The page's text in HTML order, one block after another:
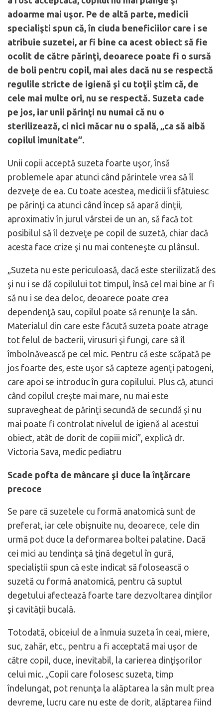
adoarme mai uşor. Pe de altă parte, medicii
specialişti spun că, în ciuda beneficiilor care i se
atribuie suzetei, ar fi bine ca acest obiect să fie
ocolit de către părinţi, deoarece poate fi o sursă
de boli pentru copil, mai ales dacă nu se respectă
regulile stricte de igienă şi cu toţii ştim că, de
cele mai multe ori, nu se respectă. Suzeta cade
pe jos, iar unii părinţi nu numai că nu o
sterilizează, ci nici măcar nu o spală, „ca să aibă
copilul imunitate”.
Unii copii acceptă suzeta foarte uşor, însă
problemele apar atunci când părintele vrea să îl
dezveţe de ea. Cu toate acestea, medicii îi sfătuiesc
pe părinţi ca atunci când încep să apară dinţii,
aproximativ în jurul vârstei de un an, să facă tot
posibilul să îl dezveţe pe copil de suzetă, chiar dacă
acesta face crize şi nu mai conteneşte cu plânsul.
„Suzeta nu este periculoasă, dacă este sterilizată des
şi nu i se dă copilului tot timpul, însă cel mai bine ar fi
să nu i se dea deloc, deoarece poate crea
dependenţă sau, copilul poate să renunţe la sân.
Materialul din care este făcută suzeta poate atrage
tot felul de bacterii, virusuri şi fungi, care sâ îl
îmbolnăvească pe cel mic. Pentru că este scăpată pe
jos foarte des, este uşor să capteze agenţi patogeni,
care apoi se introduc în gura copilului. Plus că, atunci
când copilul creşte mai mare, nu mai este
supravegheat de părinţi secundă de secundă şi nu
mai poate fi controlat nivelul de igienă al acestui
obiect, atât de dorit de copiii mici”, explică dr.
Victoria Sava, medic pediatru
Scade pofta de mâncare şi duce la înţărcare
precoce
Se pare că suzetele cu formă anatomică sunt de
preferat, iar cele obişnuite nu, deoarece, cele din
urmă pot duce la deformarea boltei palatine. Dacă
cei mici au tendinţa să ţină degetul în gură,
specialiştii spun că este indicat să folosească o
suzetă cu formă anatomică, pentru că suptul
degetului afectează foarte tare dezvoltarea dinţilor
şi cavităţii bucală.
Totodată, obiceiul de a înmuia suzeta în ceai, miere,
suc, zahăr, etc., pentru a fi acceptată mai uşor de
către copil, duce, inevitabil, la carierea dinţişorilor
celui mic. „Copii care folosesc suzeta, timp
îndelungat, pot renunţa la alăptarea la sân mult prea
devreme, lucru care nu este de dorit, alăptarea fiind